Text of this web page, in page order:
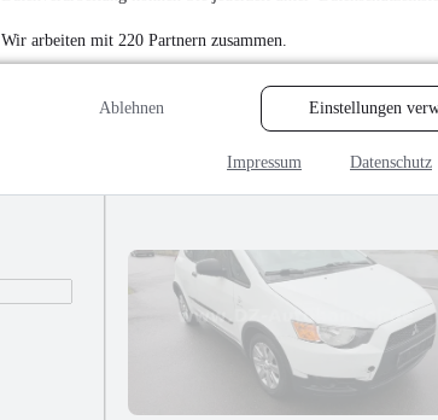
Wir arbeiten mit 220 Partnern zusammen.
Ablehnen Einstellungen
Impressum Datenschutz